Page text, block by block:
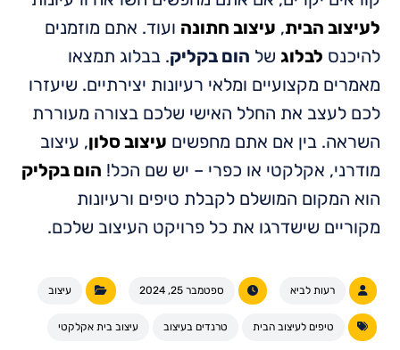
לעיצוב הבית, עיצוב חתונה ועוד. אתם מוזמנים
להיכנס לבלוג של הום בקליק. בבלוג תמצאו
מאמרים מקצועיים ומלאי רעיונות יצירתיים. שיעזרו
לכם לעצב את החלל האישי שלכם בצורה מעוררת
השראה. בין אם אתם מחפשים עיצוב סלון, עיצוב
מודרני, אקלקטי או כפרי – יש שם הכל! הום בקליק
הוא המקום המושלם לקבלת טיפים ורעיונות
מקוריים שישדרגו את כל פרויקט העיצוב שלכם.
רעות לביא ספטמבר 25, 2024 עיצוב
טיפים לעיצוב הבית טרנדים בעיצוב עיצוב בית אקלקטי